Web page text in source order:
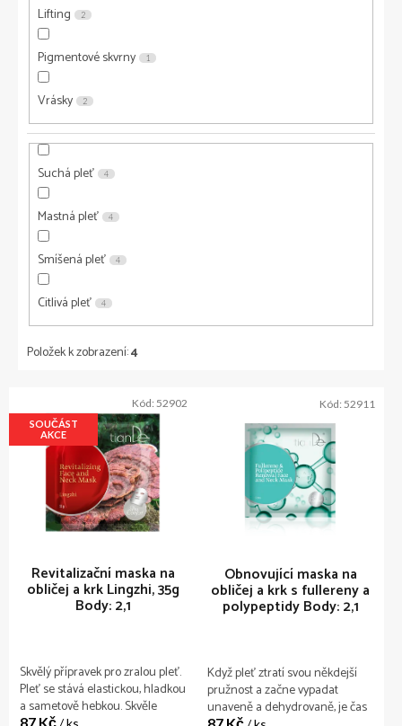
Lifting 2
Pigmentové skvrny 1
Vrásky 2
Suchá pleť 4
Mastná pleť 4
Smíšená pleť 4
Citlivá pleť 4
Položek k zobrazení:4
ý
i
SOUČÁST
AKCE
Revitalizační maska na
obličej a krk Lingzhi, 35g
Body: 2,1
87 Kč / ks
Skvělý přípravek pro zralou pleť.
Pleť se stává elastickou, hladkou
a sametově hebkou. Skvěle
Kód: 52902
Obnovující maska na
obličej a krk s fullereny a
polypeptidyBody: 2,1
87 Kč
Když pleť ztratí svou někdejší
pružnost a začne vypadat
unaveně a dehydrovaně, je čas
Kód: 52911